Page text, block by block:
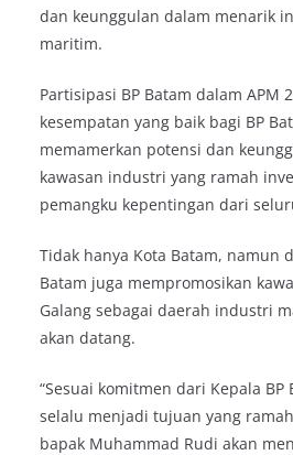
dan keunggulan dalam menarik
maritim.
Partisipasi BP Batam dalam APM
kesempatan yang baik bagi BP
memamerkan potensi dan
kawasan industri yang ramah
pemangku kepentingan dari
Tidak hanya Kota Batam, namun
Batam juga mempromosikan
Galang sebagai daerah industri
akan datang.
“Sesuai komitmen dari Kepala BP
selalu menjadi tujuan yang
bapak Muhammad Rudi akan